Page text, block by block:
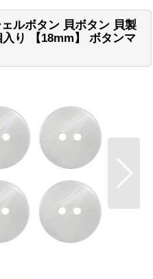
ルボタン 貝ボタン 貝製
り 【18mm】 ボタンマ